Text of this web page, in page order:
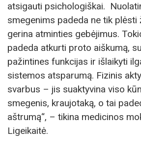
atsigauti psichologiškai.
smegenims padeda ne tik plėsti
gerina atminties gebėjimus.
padeda atkurti proto aiškumą,
pažintines funkcijas ir išlaikyti
sistemos atsparumą. Fizinis
svarbus – jis suaktyvina viso
smegenis, kraujotaką, o tai
aštrumą“, – tikina medicinos
Ligeikaitė.